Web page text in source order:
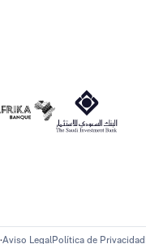
Aviso LegalPolítica de Privacidad